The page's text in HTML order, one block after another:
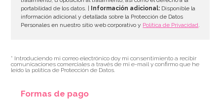
portabilidad de los datos. | Información adicional: Disponible la
información adicional y detallada sobre la Protección de Datos
Personales en nuestro sitio web corporativo y Política de Privacidad.
* Introduciendo mi correo electrónico doy mi consentimiento a recibir
comunicaciones comerciales a través de mi e-mail y confirmo que he
leído la política de Protección de Datos.
Formas de pago